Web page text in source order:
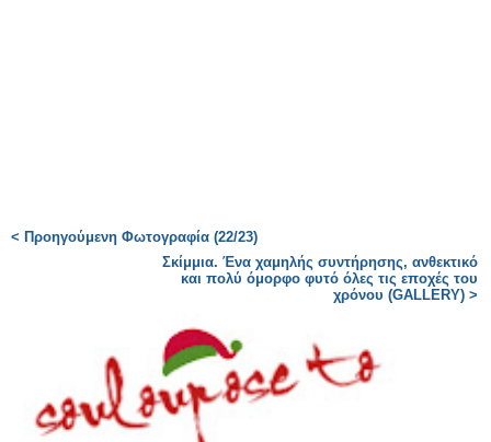
< Προηγούμενη Φωτογραφία (22/23)
Σκίμμια. Ένα χαμηλής συντήρησης, ανθεκτικό
και πολύ όμορφο φυτό όλες τις εποχές του
χρόνου (GALLERY) >